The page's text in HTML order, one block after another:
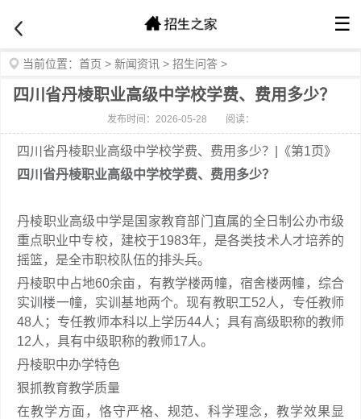
☰
当前位置： 首页 > 新闻资讯 > 招生问答 >
四川省丹棱职业高级中学校学费、费用多少？
发布时间：2026-05-28 阅读：
四川省丹棱职业高级中学校学费、费用多少？|《第1页》
四川省丹棱职业高级中学校学费、费用多少？
丹棱职业高级中学是国家教育部门直属的全日制公办市级
重点职业中专校，建校于1983年，是各类技术人才培养的
摇篮，是全市职校队伍的排头兵。
丹棱职中占地60余亩，有教学楼两幢，宿舍楼两幢，综合
实训楼一幢，实训基地两个。现有教职工52人，专任教师
48人；专任教师本科以上学历44人；具有高级职称的教师
12人，具有中级职称的教师17人。
丹棱职中办学特色
狠抓教育教学质量
在教学方面，恪守严格、规范、科学理念，教学效果显